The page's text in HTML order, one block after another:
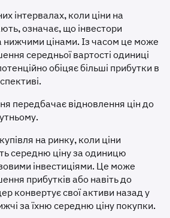
інтервалах, коли ціни на
означає, що інвестори
нижчими цінами. Із часом це може
середньої вартості одиниці
обіцяє більші прибутки в
передбачає відновлення цін до
на ринку, коли ціни
середню ціну за одиницю
інвестиціями. Це може
прибутків або навіть до
конвертує свої активи назад у
за їхню середню ціну покупки.